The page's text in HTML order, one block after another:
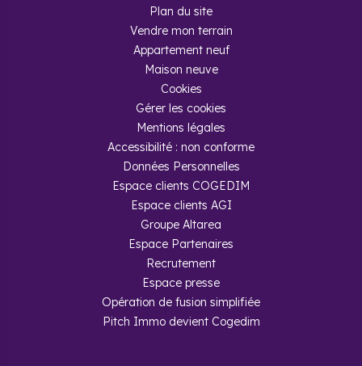
Plan du site
Vendre mon terrain
Appartement neuf
Maison neuve
Cookies
Gérer les cookies
Mentions légales
Accessibilité : non conforme
Données Personnelles
Espace clients COGEDIM
Espace clients AGI
Groupe Altarea
Espace Partenaires
Recrutement
Espace presse
Opération de fusion simplifiée
Pitch Immo devient Cogedim